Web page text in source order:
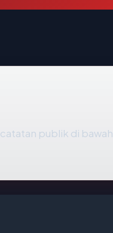
publik di